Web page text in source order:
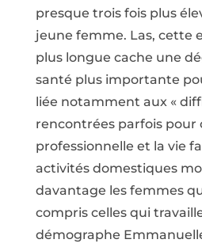
presque trois fois plus
jeune femme. Las, cette
plus longue cache une
santé plus importante
liée notamment aux «
rencontrées parfois pour
professionnelle et la vie
activités domestiques
davantage les femmes
compris celles qui
démographe